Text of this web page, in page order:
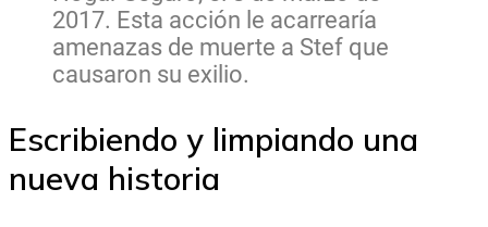
2017. Esta acción le acarrearía
amenazas de muerte a Stef que
causaron su exilio.
Escribiendo y limpiando una
nueva historia